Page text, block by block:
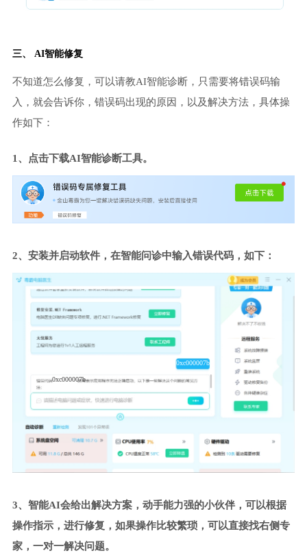
三、 AI智能修复
不知道怎么修复，可以请教AI智能诊断，只需要将错误码输
入，就会告诉你，错误码出现的原因，以及解决方法，具体操
作如下：
1、点击下载AI智能诊断工具。
2、安装并启动软件，在智能问诊中输入错误代码，如下：
0xc000007b
0xc000007b
3、智能AI会给出解决方案，动手能力强的小伙伴，可以根据
操作指示，进行修复，如果操作比较繁琐，可以直接找右侧专
家，一对一解决问题。